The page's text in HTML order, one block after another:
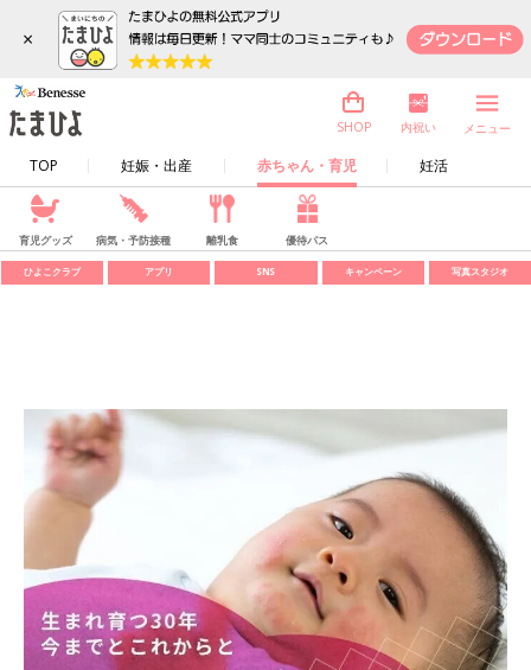
×
TOP 妊娠・出産 赤ちゃん・育児 妊活
SHOP 内祝い メニュー
育児グッズ 病気・予防接種 離乳食 優待パス
ひよこクラブ アプリ SNS キャンペーン 写真スタジオ